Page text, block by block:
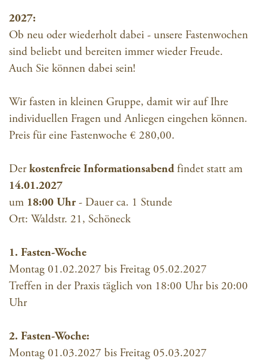
2027:
Ob neu oder wiederholt dabei - unsere Fastenwochen
sind beliebt und bereiten immer wieder Freude.
Auch Sie können dabei sein!
Wir fasten in kleinen Gruppe, damit wir auf Ihre
individuellen Fragen und Anliegen eingehen können.
Preis für eine Fastenwoche € 280,00.
Derkostenfreie Informationsabendfindet statt am
14.01.2027
um 18:00 Uhr - Dauer ca. 1 Stunde
Ort: Waldstr. 21, Schöneck
1. Fasten-Woche
Montag 01.02.2027 bis Freitag 05.02.2027
Treffen in der Praxis täglich von 18:00 Uhr bis 20:00
Uhr
2. Fasten-Woche:
Montag 01.03.2027 bis Freitag 05.03.2027